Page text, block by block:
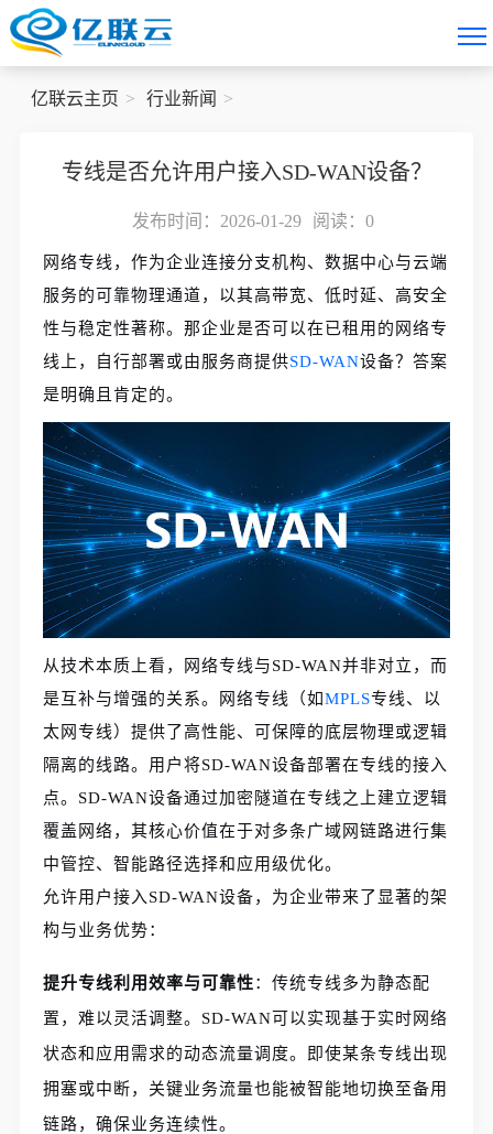
亿联云主页 行业新闻
专线是否允许用户接入SD‑WAN设备？
发布时间：2026-01-29 阅读： 0
网络专线，作为企业连接分支机构、数据中心与云端
服务的可靠物理通道，以其高带宽、低时延、高安全
性与稳定性著称。那企业是否可以在已租用的网络专
线上，自行部署或由服务商提供SD-WAN设备？答案
是明确且肯定的。
从技术本质上看，网络专线与SD-WAN并非对立，而
是互补与增强的关系。网络专线（如MPLS专线、以
太网专线）提供了高性能、可保障的底层物理或逻辑
隔离的线路。用户将SD-WAN设备部署在专线的接入
点。SD-WAN设备通过加密隧道在专线之上建立逻辑
覆盖网络，其核心价值在于对多条广域网链路进行集
中管控、智能路径选择和应用级优化。
允许用户接入SD-WAN设备，为企业带来了显著的架
构与业务优势：
提升专线利用效率与可靠性：传统专线多为静态配
置，难以灵活调整。SD-WAN可以实现基于实时网络
状态和应用需求的动态流量调度。即使某条专线出现
拥塞或中断，关键业务流量也能被智能地切换至备用
链路，确保业务连续性。